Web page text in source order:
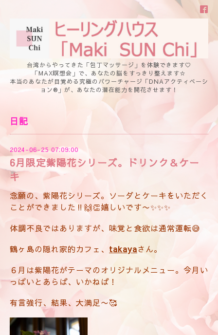
台湾からやってきた「包丁マッサージ」を体験できます♡
「MAX瞑想会」で、あなたの脳をすっきり整えます☆
本当のあなたが目覚める究極のパワーチャージ「DNAアクティベーシ
ョン®」が、あなたの潜在能力を開花させます！
日記
2024-06-25 07:09:00
6月限定紫陽花シリーズ。ドリンク＆ケー
キ
念願の、紫陽花シリーズ。ソーダとケーキをいただく
ことができました‼️🙌👏嬉しいです〜✨✨✨
体調不良ではありますが、味覚と食欲は通常運転😅
鶴ヶ島の隠れ家的カフェ、 takayaさん。
６月は紫陽花がテーマのオリジナルメニュー。今月い
っぱいとあらば、いかねば！
有言強行、結果、大満足〜🥰